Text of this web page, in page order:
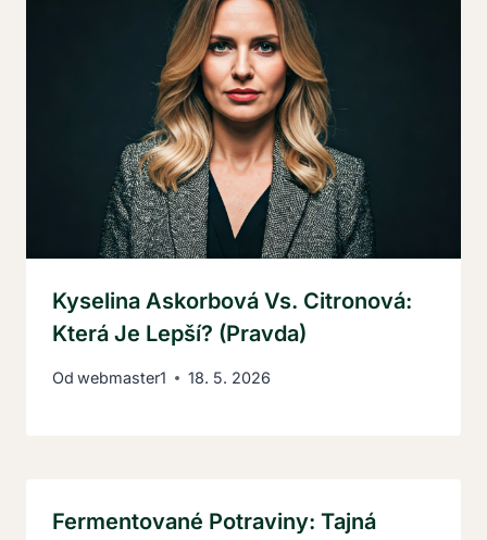
Kyselina Askorbová Vs. Citronová:
Která Je Lepší? (Pravda)
Od webmaster1 18. 5. 2026
Fermentované Potraviny: Tajná